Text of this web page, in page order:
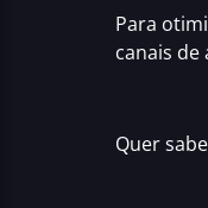
Para
canais
Quer